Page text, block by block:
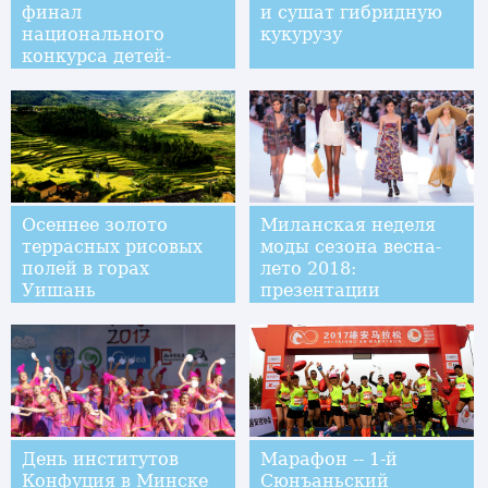
финал
национального
конкурса детей-
и сушат гибридную
кукурузу
Осеннее золото
террасных рисовых
полей в горах
Уишань
Миланская неделя
моды сезона весна-
лето 2018:
презентации
День институтов
Конфуция в Минске
Марафон -- 1-й
Сюнъаньский